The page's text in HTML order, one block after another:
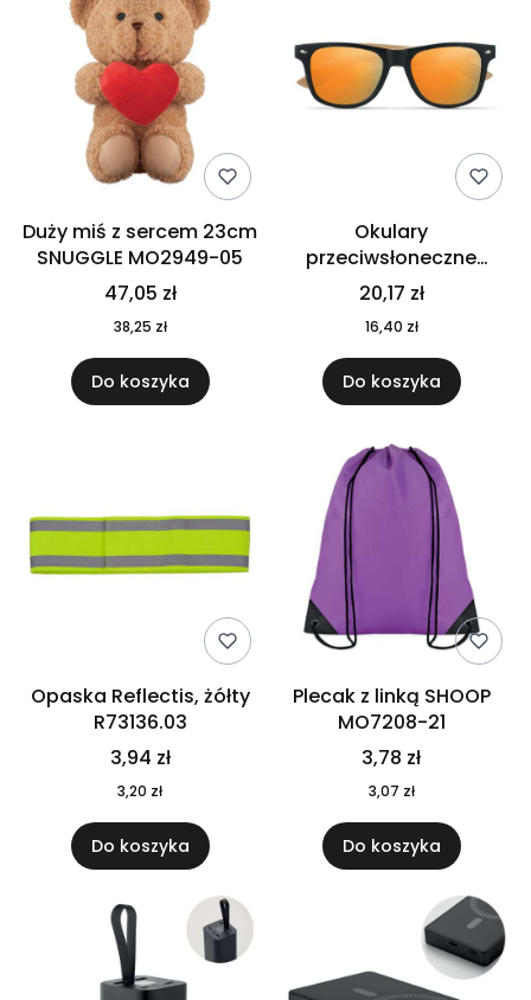
Duży miś z sercem 23cm
SNUGGLE MO2949-05
47,05 zł
38,25 zł
Do koszyka
Okulary
przeciwsłoneczne
CALIFORNIA TOUCH
MO9617-10
20,17 zł
16,40 zł
Do koszyka
Opaska Reflectis, żółty
R73136.03
3,94 zł
3,20 zł
Do koszyka
Plecak z linką SHOOP
MO7208-21
3,78 zł
3,07 zł
Do koszyka